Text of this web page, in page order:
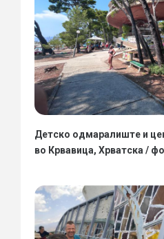
Детско одмаралиште и
во Крвавица, Хрватска /